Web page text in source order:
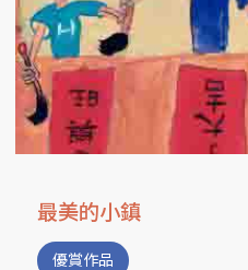
最美的小鎮
優賞作品